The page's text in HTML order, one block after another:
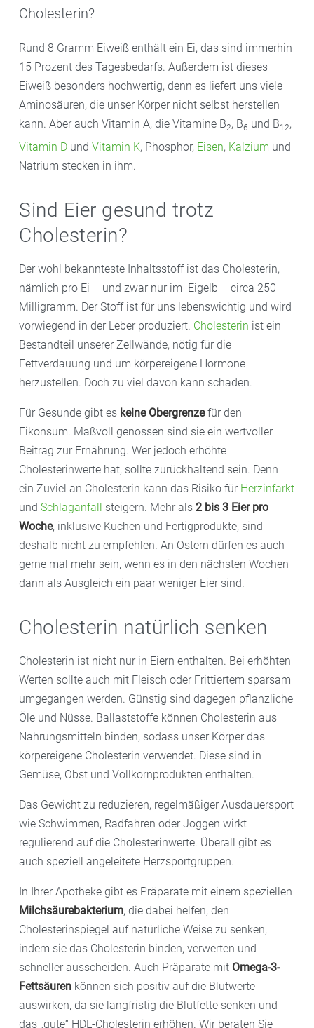
Cholesterin?
Rund 8 Gramm Eiweiß enthält ein Ei, das sind immerhin
15 Prozent des Tagesbedarfs. Außerdem ist dieses
Eiweiß besonders hochwertig, denn es liefert uns viele
Aminosäuren, die unser Körper nicht selbst herstellen
kann. Aber auch Vitamin A, die Vitamine B2, B6 und B12,
Vitamin D und Vitamin K, Phosphor, Eisen, Kalzium und
Natrium stecken in ihm.
Sind Eier gesund trotz
Cholesterin?
Der wohl bekannteste Inhaltsstoff ist das Cholesterin,
nämlich pro Ei – und zwar nur im Eigelb – circa 250
Milligramm. Der Stoff ist für uns lebenswichtig und wird
vorwiegend in der Leber produziert. Cholesterin ist ein
Bestandteil unserer Zellwände, nötig für die
Fettverdauung und um körpereigene Hormone
herzustellen. Doch zu viel davon kann schaden.
Für Gesunde gibt es keine Obergrenzefür den
Eikonsum. Maßvoll genossen sind sie ein wertvoller
Beitrag zur Ernährung. Wer jedoch erhöhte
Cholesterinwerte hat, sollte zurückhaltend sein. Denn
ein Zuviel an Cholesterin kann das Risiko für Herzinfarkt
und Schlaganfall steigern. Mehr als 2 bis 3 Eier pro
Woche, inklusive Kuchen und Fertigprodukte, sind
deshalb nicht zu empfehlen. An Ostern dürfen es auch
gerne mal mehr sein, wenn es in den nächsten Wochen
dann als Ausgleich ein paar weniger Eier sind.
Cholesterin natürlich senken
Cholesterin ist nicht nur in Eiern enthalten. Bei erhöhten
Werten sollte auch mit Fleisch oder Frittiertem sparsam
umgegangen werden. Günstig sind dagegen pflanzliche
Öle und Nüsse. Ballaststoffe können Cholesterin aus
Nahrungsmitteln binden, sodass unser Körper das
körpereigene Cholesterin verwendet. Diese sind in
Gemüse, Obst und Vollkornprodukten enthalten.
Das Gewicht zu reduzieren, regelmäßiger Ausdauersport
wie Schwimmen, Radfahren oder Joggen wirkt
regulierend auf die Cholesterinwerte. Überall gibt es
auch speziell angeleitete Herzsportgruppen.
In Ihrer Apotheke gibt es Präparate mit einem speziellen
Milchsäurebakterium, die dabei helfen, den
Cholesterinspiegel auf natürliche Weise zu senken,
indem sie das Cholesterin binden, verwerten und
schneller ausscheiden. Auch Präparate mit Omega-3-
Fettsäuren können sich positiv auf die Blutwerte
auswirken, da sie langfristig die Blutfette senken und
das „gute“ HDL-Cholesterin erhöhen. Wir beraten Sie